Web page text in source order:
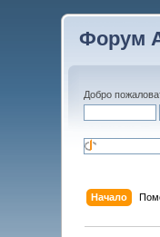
Форум
Добро
Начало